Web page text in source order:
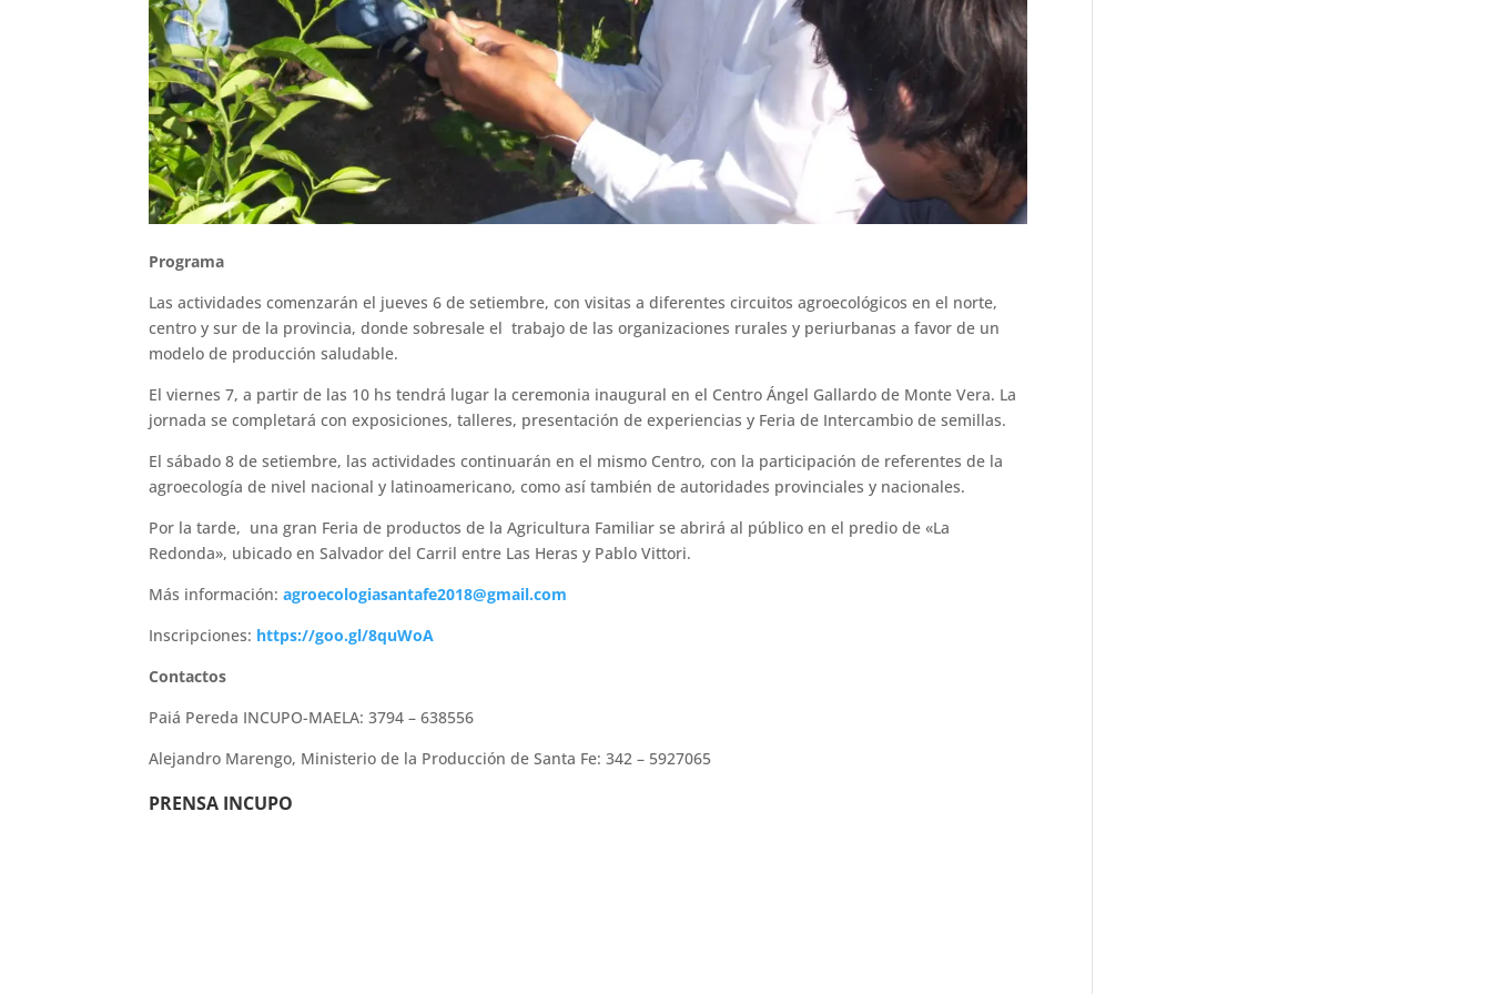
Programa
Las actividades comenzarán el jueves 6 de setiembre, con visitas a diferentes circuitos agroecológicos en el norte,
centro y sur de la provincia, donde sobresale el trabajo de las organizaciones rurales y periurbanas a favor de un
modelo de producción saludable.
El viernes 7, a partir de las 10 hs tendrá lugar la ceremonia inaugural en el Centro Ángel Gallardo de Monte Vera. La
jornada se completará con exposiciones, talleres, presentación de experiencias y Feria de Intercambio de semillas.
El sábado 8 de setiembre, las actividades continuarán en el mismo Centro, con la participación de referentes de la
agroecología de nivel nacional y latinoamericano, como así también de autoridades provinciales y nacionales.
Por la tarde, una gran Feria de productos de la Agricultura Familiar se abrirá al público en el predio de «La
Redonda», ubicado en Salvador del Carril entre Las Heras y Pablo Vittori.
Más información:agroecologiasantafe2018@gmail.com
Inscripciones: https://goo.gl/8quWoA
Contactos
Paiá Pereda INCUPO-MAELA: 3794 – 638556
Alejandro Marengo, Ministerio de la Producción de Santa Fe: 342 – 5927065
PRENSA INCUPO